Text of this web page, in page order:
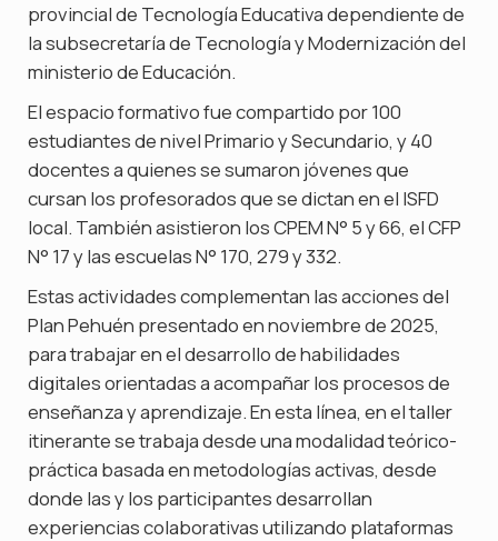
provincial de Tecnología Educativa dependiente de
la subsecretaría de Tecnología y Modernización del
ministerio de Educación.
El espacio formativo fue compartido por 100
estudiantes de nivel Primario y Secundario, y 40
docentes a quienes se sumaron jóvenes que
cursan los profesorados que se dictan en el ISFD
local. También asistieron los CPEM N° 5 y 66, el CFP
N° 17 y las escuelas N° 170, 279 y 332.
Estas actividades complementan las acciones del
Plan Pehuén presentado en noviembre de 2025,
para trabajar en el desarrollo de habilidades
digitales orientadas a acompañar los procesos de
enseñanza y aprendizaje. En esta línea, en el taller
itinerante se trabaja desde una modalidad teórico-
práctica basada en metodologías activas, desde
donde las y los participantes desarrollan
experiencias colaborativas utilizando plataformas